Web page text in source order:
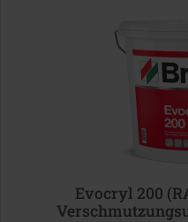
Evocryl 200